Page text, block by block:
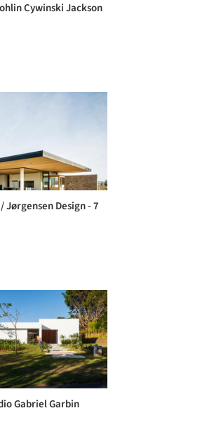
Cywinski Jackson
Jørgensen Design - 7
Gabriel Garbin